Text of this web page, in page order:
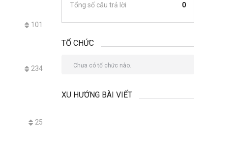
101
234
25
Tổng số câu trả lời
0
TỔ CHỨC
Chưa có tổ chức nào.
XU HƯỚNG BÀI VIẾT